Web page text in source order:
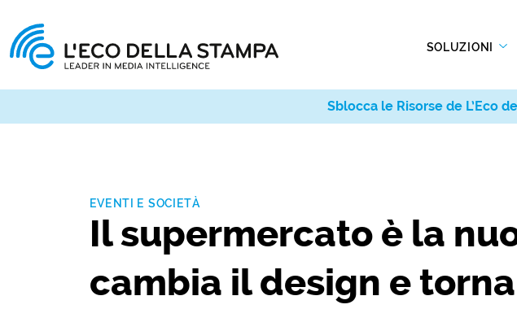
SOLUZIONI
EVENTI E SOCIETÀ
Il supermercato è la
cambia il design e
Sblocca le Risorse de L’Eco